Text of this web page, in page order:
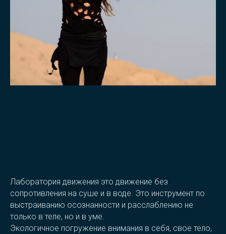
Лаборатория движения это движение без
сопротивления на суше и в воде. Это инструмент по
выстраиванию осознанности и расслаблению не
только в теле, но и в уме.
Экологичное погружение внимания в себя, свое тело,